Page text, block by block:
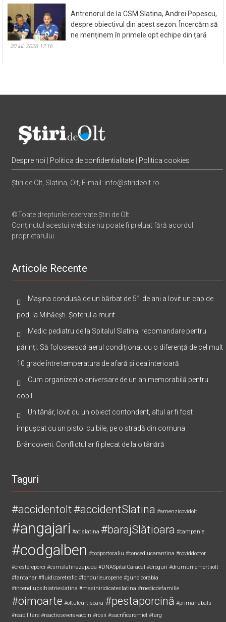
Antrenorul de la CSM Slatina, Andrei Popescu,
despre obiectivul din acest sezon: Încercăm să
ne menținem în primele opt echipe din țară
20 iul. 2026 17:16
Despre noi Politica de confidentialitate Politica cookies
Știri de Olt, Slatina, Olt, E-mail: info@stirideolt.ro.
©Toate drepturile rezervate Știri de Olt.
Conținutul acestui website nu poate fi preluat fără acordul
proprietarului.
Articole Recente
Mașina condusă de un bărbat de 51 de ani a lovit un cap de
pod, la Mihăești. Șoferul a murit
Medic pediatru de la Spitalul Slatina, recomandare pentru
părinți: Să folosească aerul condiționat cu o diferență de cel mult
10 grade între temperatura de afară și cea interioară
Cum organizezi o aniversare de un an memorabilă pentru
copil
Un tânăr, lovit cu un obiect contondent, altul ar fi fost
împușcat cu un pistol cu bile, pe o stradă din comuna
Brâncoveni. Conflictul ar fi plecat de la o tânără
Taguri
#accidentolt #accidentSlatina #amenzicovidolt
#angajari #atislatina #barajSlătioara #campanie
#codgalben #codportocaliu #concediucarantina #coviddoctor
#crestereporci #csmslatinazapada #DNASpitalCaracal #droguri #drumurilemortiiolt
#fantanar #fluidizaretrafic #fondurieuropene #gunoicorabia
#incendiupsihiatrieslatina #masiniridicateslatina #medicdefamilie
#oimoarte #oltulcurtisoara #pestaporcină #primariabals
#reabilitare #reactieseveravaccin #rosii #sacrificaremiel #targ